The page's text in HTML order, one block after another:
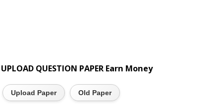
UPLOAD QUESTION PAPER Earn Money
Upload Paper Old Paper